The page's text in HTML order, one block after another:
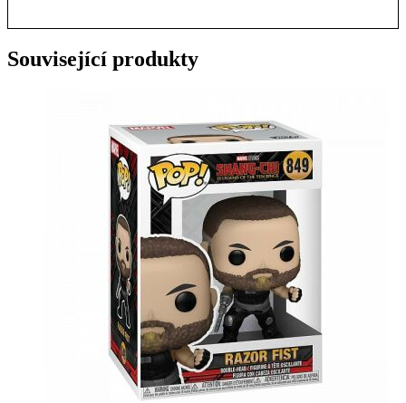
Související produkty